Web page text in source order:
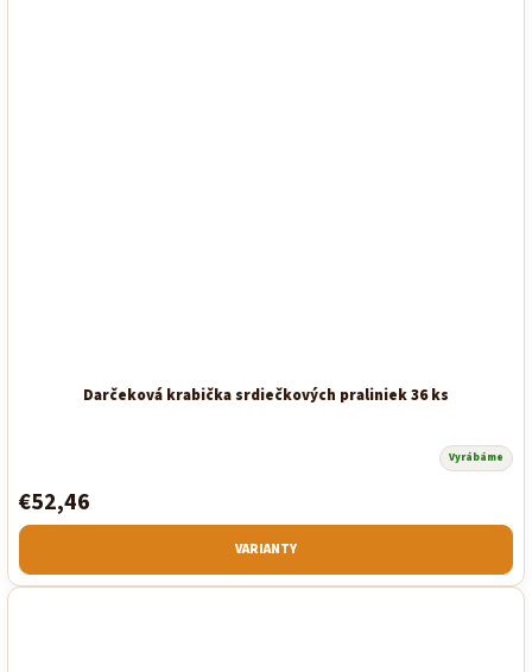
Darčeková krabička srdiečkových praliniek 36 ks
produktu
je
5,0
5
hviezdičiek.
Vyrábáme
€52,46
VARIANTY